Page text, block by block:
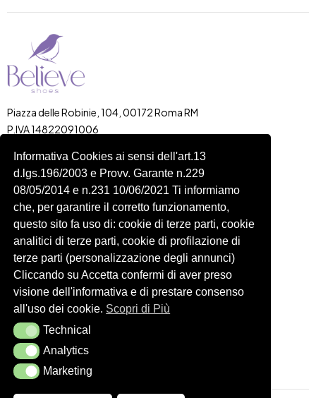
Informativa Cookies ai sensi dell'art.13
d.lgs.196/2003 e Provv. Garante n.229
08/05/2014 e n.231 10/06/2021 Ti informiamo
che, per garantire il corretto funzionamento,
questo sito fa uso di: cookie di terze parti, cookie
analitici di terze parti, cookie di profilazione di
terze parti (personalizzazione degli annunci)
Cliccando su Accetta confermi di aver preso
visione dell'informativa e di prestare consenso
all'uso dei cookie. Scopri di Più
Technical
Technical
Analytics
Analytics
Marketing
Marketing
Piazza delle Robinie, 104, 00172 Roma RM
P.IVA 14822091006
C.SOCIALE: €10,00
334 918 4321
Shop
Shop
Donna
Bambini
Accessori
Account
Carrello
Profilo
Ordini
Wishlist
Spedizioni e Resi